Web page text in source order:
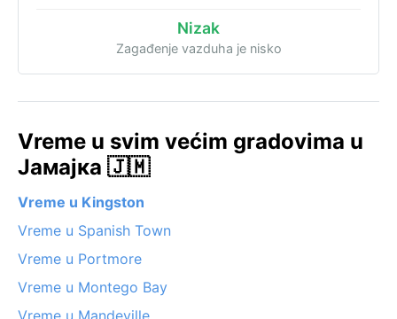
Nizak
Zagađenje vazduha je nisko
Vreme u svim većim gradovima u
Јамајка 🇯🇲
Vreme u Kingston
Vreme u Spanish Town
Vreme u Portmore
Vreme u Montego Bay
Vreme u Mandeville